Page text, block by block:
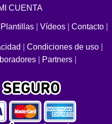
CUENTA
Plantillas Vídeos Contacto
Condiciones de uso
Partners